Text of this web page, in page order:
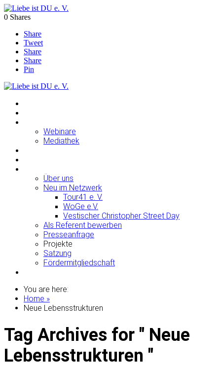
0 Shares
Share
Tweet
Share
Share
Pin
Webinare
Mediathek
Über uns
Neu im Netzwerk
Tour41 e. V.
WoGe e.V.
Vestischer Christopher Street Day
Als Referent bewerben
Presseanfrage
Projekte
Satzung
Fördermitgliedschaft
You are here:
Home »
Neue Lebensstrukturen
Tag Archives for " Neue
Lebensstrukturen "